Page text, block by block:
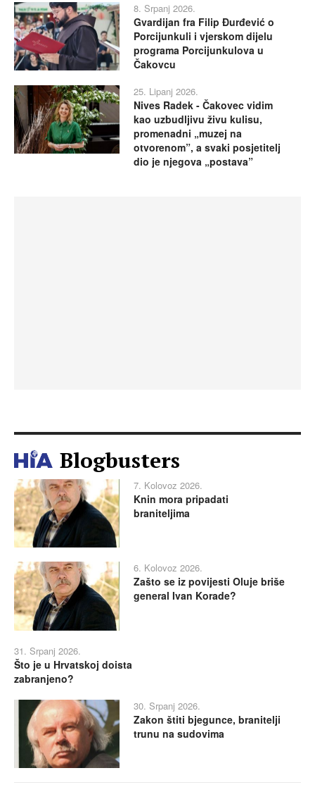
8. Srpanj 2026.
Gvardijan fra Filip Đurđević o
Porcijunkuli i vjerskom dijelu
programa Porcijunkulova u
Čakovcu
25. Lipanj 2026.
Nives Radek - Čakovec vidim
kao uzbudljivu živu kulisu,
promenadni „muzej na
otvorenom”, a svaki posjetitelj
dio je njegova „postava”
Blogbusters
7. Kolovoz 2026.
Knin mora pripadati
braniteljima
6. Kolovoz 2026.
Zašto se iz povijesti Oluje briše
general Ivan Korade?
31. Srpanj 2026.
Što je u Hrvatskoj doista
zabranjeno?
30. Srpanj 2026.
Zakon štiti bjegunce, branitelji
trunu na sudovima